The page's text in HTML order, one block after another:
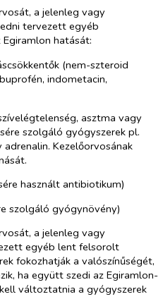
a jelenleg vagy
tervezett egyéb
hatását:
(nem-szteroid
indometacin,
asztma vagy
szolgáló gyógyszerek pl.
Kezelőorvosának
használt antibiotikum)
szolgáló gyógynövény)
a jelenleg vagy
egyéb lent felsorolt
fokozhatják a valószínűségét,
ha együtt szedi az Egiramlon-
változtatnia a gyógyszerek